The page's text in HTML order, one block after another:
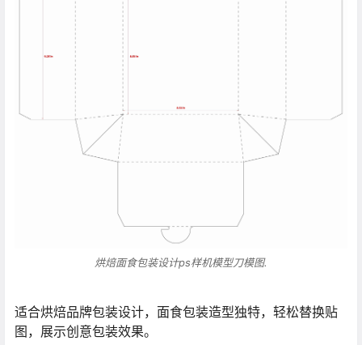
烘焙面食包装设计ps样机模型刀模图.
适合烘焙品牌包装设计，面食包装造型独特，轻松替换贴
图，展示创意包装效果。